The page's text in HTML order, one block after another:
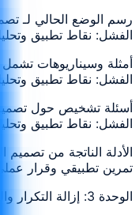
رسم الوضع الحالي لـ
الفشل: نقاط تطبيق
أمثلة وسيناريوهات
الفشل: نقاط تطبيق
أسئلة تشخيص حول
الفشل: نقاط تطبيق
الأدلة الناتجة من
تمرين تطبيقي وقرار
الوحدة 3: إزالة التكرار والضغط والتشفير وكفاءة المساحة